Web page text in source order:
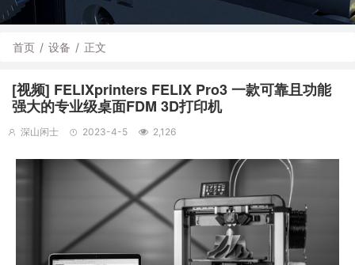
首页 / 设备 / 正文
[视频] FELIXprinters FELIX Pro3 一款可靠且功能
强大的专业级桌面FDM 3D打印机
深山闲士 2023-4-5 2,126